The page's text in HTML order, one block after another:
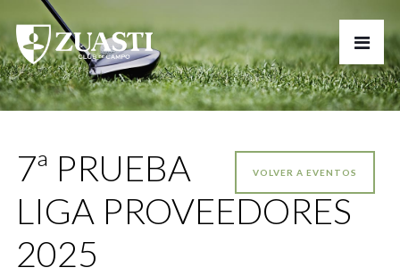
VOLVER A EVENTOS
7ª PRUEBA
LIGA PROVEEDORES
2025